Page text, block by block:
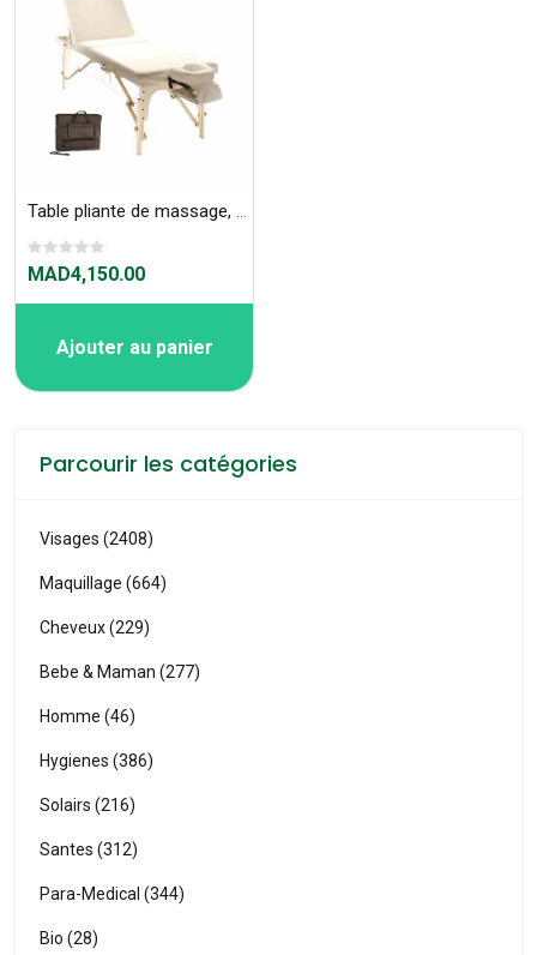
Table pliante de massage, Bois Wave-IV LWA4
MAD4,150.00
Ajouter au panier
Parcourir les catégories
Visages (2408)
Maquillage (664)
Cheveux (229)
Bebe & Maman (277)
Homme (46)
Hygienes (386)
Solairs (216)
Santes (312)
Para-Medical (344)
Bio (28)